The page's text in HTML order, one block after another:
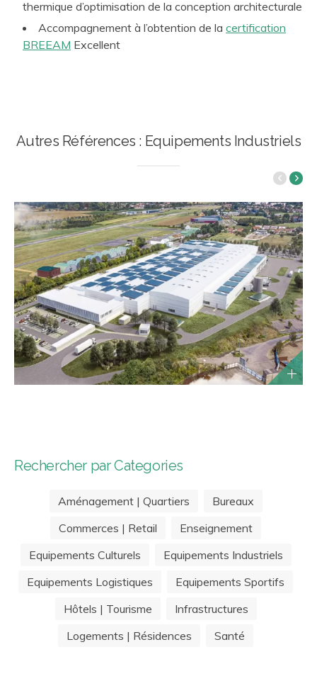
thermique d’optimisation de la conception architecturale
Accompagnement à l’obtention de la certification
BREEAM Excellent
Autres Références : Equipements Industriels
Rechercher par Categories
Aménagement | Quartiers
Bureaux
Commerces | Retail
Enseignement
Equipements Culturels
Equipements Industriels
Equipements Logistiques
Equipements Sportifs
Hôtels | Tourisme
Infrastructures
Logements | Résidences
Santé